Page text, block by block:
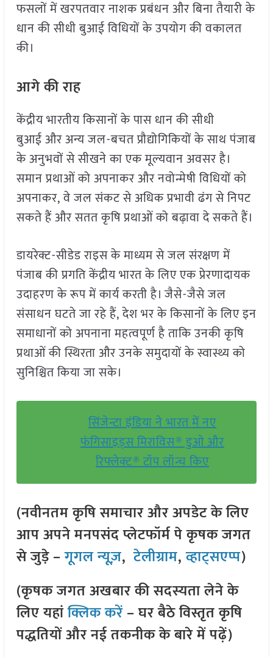
फसलों में खरपतवार नाशक प्रबंधन और बिना तैयारी के
धान की सीधी बुआई विधियों के उपयोग की वकालत
की।
आगे की राह
केंद्रीय भारतीय किसानों के पास धान की सीधी
बुआई और अन्य जल-बचत प्रौद्योगिकियों के साथ पंजाब
के अनुभवों से सीखने का एक मूल्यवान अवसर है।
समान प्रथाओं को अपनाकर और नवोन्मेषी विधियों को
अपनाकर, वे जल संकट से अधिक प्रभावी ढंग से निपट
सकते हैं और सतत कृषि प्रथाओं को बढ़ावा दे सकते हैं।
डायरेक्ट-सीडेड राइस के माध्यम से जल संरक्षण में
पंजाब की प्रगति केंद्रीय भारत के लिए एक प्रेरणादायक
उदाहरण के रूप में कार्य करती है। जैसे-जैसे जल
संसाधन घटते जा रहे हैं, देश भर के किसानों के लिए इन
समाधानों को अपनाना महत्वपूर्ण है ताकि उनकी कृषि
प्रथाओं की स्थिरता और उनके समुदायों के स्वास्थ्य को
सुनिश्चित किया जा सके।
सिंजेन्टा इंडिया ने भारत में नए
फंगिसाइड्स मिराविस® डुओ और
रिफ्लेक्ट® टॉप लॉन्च किए
(नवीनतम कृषि समाचार और अपडेट के लिए
आप अपने मनपसंद प्लेटफॉर्म पे कृषक जगत
से जुड़े –गूगल न्यूज़,टेलीग्राम,व्हाट्सएप्प)
(कृषक जगत अखबार की सदस्यता लेने के
लिए यहांक्लिक करें– घर बैठे विस्तृत कृषि
पद्धतियों और नई तकनीक के बारे में पढ़ें)